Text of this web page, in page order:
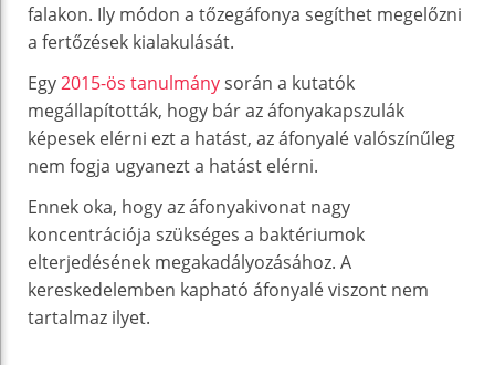
falakon. Ily módon a tőzegáfonya segíthet megelőzni
a fertőzések kialakulását.
Egy2015-ös tanulmánysorán a kutatók
megállapították, hogy bár az áfonyakapszulák
képesek elérni ezt a hatást, az áfonyalé valószínűleg
nem fogja ugyanezt a hatást elérni.
Ennek oka, hogy az áfonyakivonat nagy
koncentrációja szükséges a baktériumok
elterjedésének megakadályozásához. A
kereskedelemben kapható áfonyalé viszont nem
tartalmaz ilyet.